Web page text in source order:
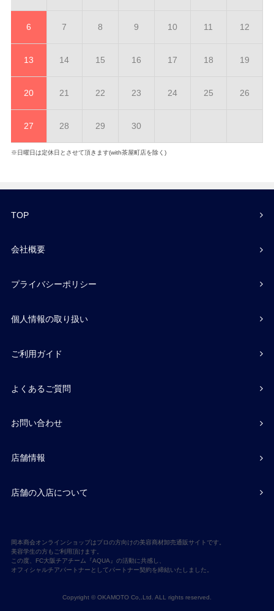
6 7 8 9 10 11 12
13 14 15 16 17 18 19
20 21 22 23 24 25 26
27 28 29 30
※日曜日は定休日とさせて頂きます(with茶屋町店を除く)
TOP
会社概要
プライバシーポリシー
個人情報の取り扱い
ご利用ガイド
よくあるご質問
お問い合わせ
店舗情報
店舗の入店について
岡本商会オンラインショップはプロの方向けの美容商材卸売通販サイトです。
美容学生の方もご利用頂けます。
この度、FC大阪チアチーム『AQUA』の活動に共感し、
オフィシャルチアパートナーとしてパートナー契約を締結いたしました。
Copyright © OKAMOTO Co,.Ltd. ALL rights reserved.